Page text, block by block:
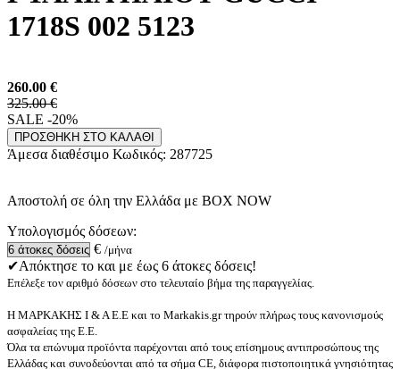
1718S 002 5123
260.00 €
325.00 €
SALE -20%
ΠΡΟΣΘΗΚΗ ΣΤΟ ΚΑΛΑΘΙ
Άμεσα διαθέσιμο Κωδικός: 287725
Αποστολή σε όλη την Ελλάδα με BOX NOW
Υπολογισμός δόσεων:
€ /μήνα
✔Απόκτησε το και με έως 6 άτοκες δόσεις!
Επέλεξε τον αριθμό δόσεων στο τελευταίο βήμα της παραγγελίας.
Η ΜΑΡΚΑΚΗΣ Ι & Α Ε.Ε και το Markakis.gr τηρούν πλήρως τους κανονισμούς
ασφαλείας της Ε.Ε.
Όλα τα επώνυμα προϊόντα παρέχονται από τους επίσημους αντιπροσώπους της
Ελλάδας και συνοδεύονται από τα σήμα CE, διάφορα πιστοποιητικά γνησιότητας